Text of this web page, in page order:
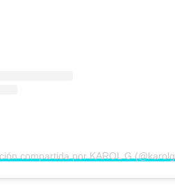
compartida por KAROL G